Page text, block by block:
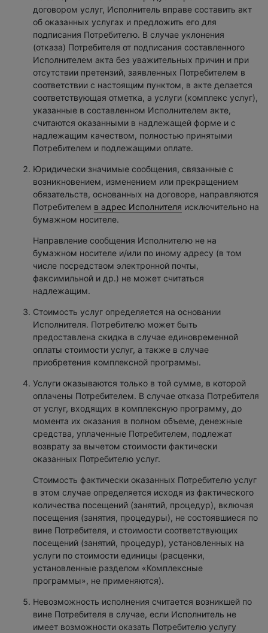
договором услуг, Исполнитель вправе составить акт
об оказанных услугах и предложить его для
подписания Потребителю. В случае уклонения
(отказа) Потребителя от подписания составленного
Исполнителем акта без уважительных причин и при
отсутствии претензий, заявленных Потребителем в
соответствии с настоящим пунктом, в акте делается
соответствующая отметка, а услуги (комплекс услуг),
указанные в составленном Исполнителем акте,
считаются оказанными в надлежащей форме и с
надлежащим качеством, полностью принятыми
Потребителем и подлежащими оплате.
Юридически значимые сообщения, связанные с
возникновением, изменением или прекращением
обязательств, основанных на договоре, направляются
Потребителем в адрес Исполнителя исключительно на
бумажном носителе.
Направление сообщения Исполнителю не на
бумажном носителе и/или по иному адресу (в том
числе посредством электронной почты,
факсимильной и др.) не может считаться
надлежащим.
Стоимость услуг определяется на основании
Исполнителя. Потребителю может быть
предоставлена скидка в случае единовременной
оплаты стоимости услуг, а также в случае
приобретения комплексной программы.
Услуги оказываются только в той сумме, в которой
оплачены Потребителем. В случае отказа Потребителя
от услуг, входящих в комплексную программу, до
момента их оказания в полном объеме, денежные
средства, уплаченные Потребителем, подлежат
возврату за вычетом стоимости фактически
оказанных Потребителю услуг.
Стоимость фактически оказанных Потребителю услуг
в этом случае определяется исходя из фактического
количества посещений (занятий, процедур), включая
посещения (занятия, процедуры), не состоявшиеся по
вине Потребителя, и стоимости соответствующих
посещений (занятий, процедур), установленных на
услуги по стоимости единицы (расценки,
установленные разделом «Комплексные
программы», не применяются).
Невозможность исполнения считается возникшей по
вине Потребителя в случае, если Исполнитель не
имеет возможности оказать Потребителю услугу